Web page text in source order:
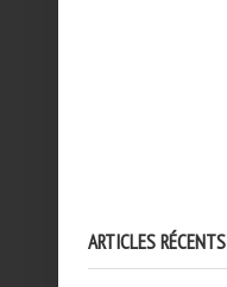
ARTICLES RÉCENTS